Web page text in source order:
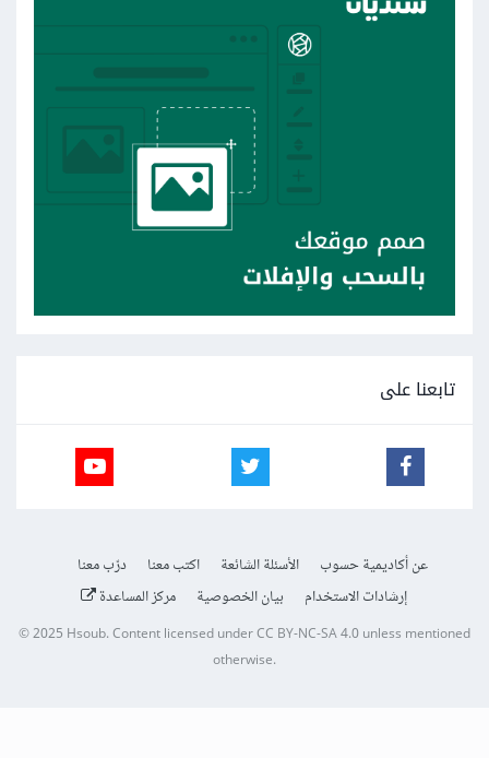
تابعنا على
عن أكاديمية حسوب الأسئلة الشائعة اكتب معنا
درّب معنا
إرشادات الاستخدام
بيان الخصوصية مركز المساعدة
© 2025 Hsoub.Content licensed underCC BY-NC-SA 4.0unless mentioned
otherwise.